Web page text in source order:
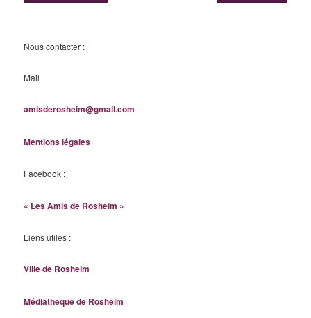
Nous contacter :
Mail
amisderosheim@gmail.com
Mentions légales
Facebook :
« Les Amis de Rosheim »
Liens utiles :
Ville de Rosheim
Médiatheque de Rosheim